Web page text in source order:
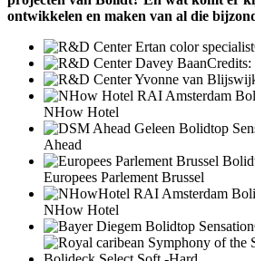
ontwikkelen en maken van al die
NHow Hotel
Ahead
Europees Parlement Brussel
NHow Hotel